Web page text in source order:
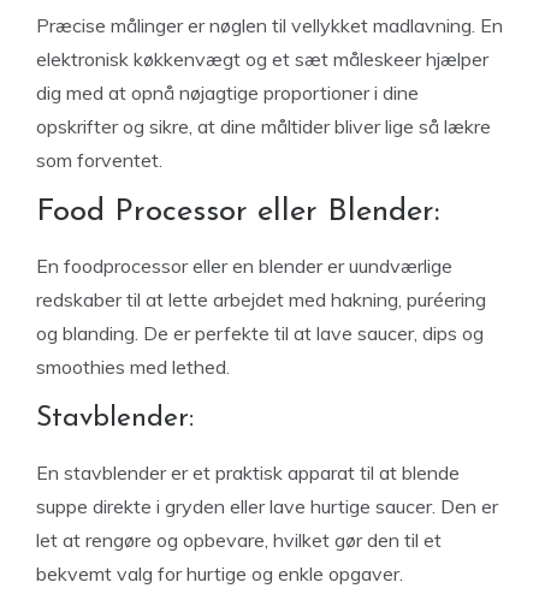
Præcise målinger er nøglen til vellykket madlavning. En
elektronisk køkkenvægt og et sæt måleskeer hjælper
dig med at opnå nøjagtige proportioner i dine
opskrifter og sikre, at dine måltider bliver lige så lækre
som forventet.
Food Processor eller Blender:
En foodprocessor eller en blender er uundværlige
redskaber til at lette arbejdet med hakning, puréering
og blanding. De er perfekte til at lave saucer, dips og
smoothies med lethed.
Stavblender:
En stavblender er et praktisk apparat til at blende
suppe direkte i gryden eller lave hurtige saucer. Den er
let at rengøre og opbevare, hvilket gør den til et
bekvemt valg for hurtige og enkle opgaver.